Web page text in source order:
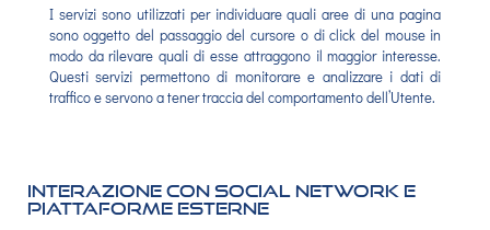
I servizi sono utilizzati per individuare quali aree di una pagina
sono oggetto del passaggio del cursore o di click del mouse in
modo da rilevare quali di esse attraggono il maggior interesse.
Questi servizi permettono di monitorare e analizzare i dati di
traffico e servono a tener traccia del comportamento dell’Utente.
Interazione con social network e
piattaforme esterne